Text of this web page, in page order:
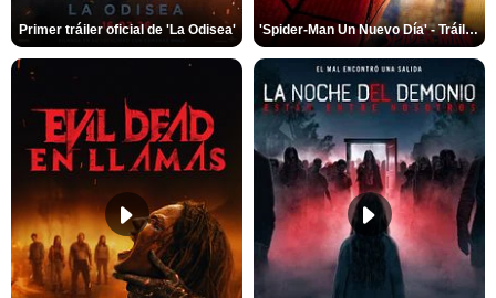
Primer tráiler oficial de 'La Odisea' 'Spider-Man Un Nuevo Día' - Tráiler oficial subtitulado